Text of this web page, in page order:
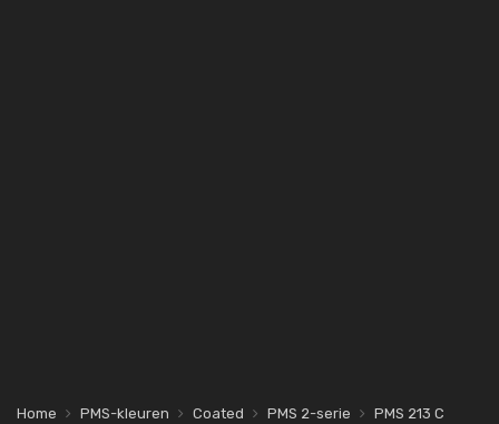
Home PMS-kleuren Coated PMS 2-serie PMS 213 C